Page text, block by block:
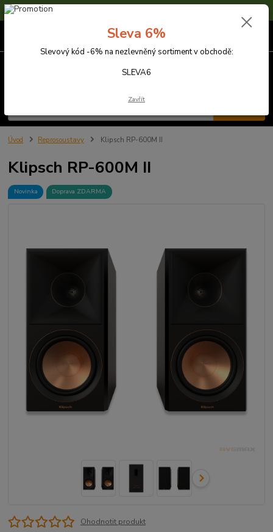
Sleva 6% na nezlevněné zboží s kódem SLEVA6
Úvod Reprosoustavy Klipsch RP-600M II
Klipsch RP-600M II
Novinka Doprava ZDARMA
Ohodnotit produkt
Sleva 6%
Slevový kód -6% na nezlevněný sortiment v obchodě:
SLEVA6
Zavřít